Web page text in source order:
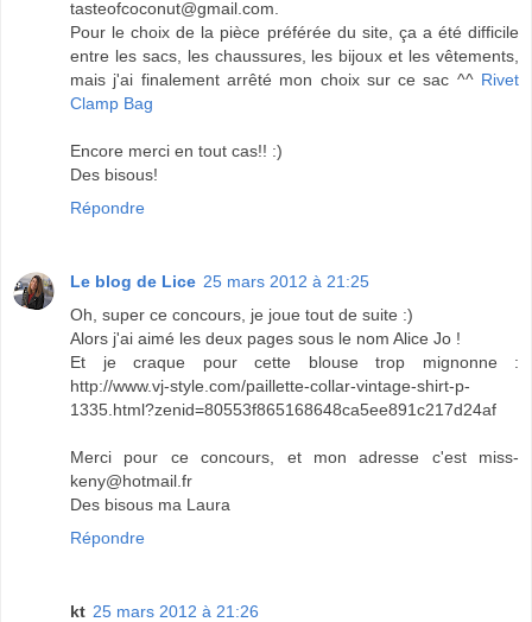
tasteofcoconut@gmail.com.
Pour le choix de la pièce préférée du site, ça a été difficile
entre les sacs, les chaussures, les bijoux et les vêtements,
mais j'ai finalement arrêté mon choix sur ce sac ^^ Rivet
Clamp Bag
Encore merci en tout cas!! :)
Des bisous!
Répondre
Le blog de Lice 25 mars 2012 à 21:25
Oh, super ce concours, je joue tout de suite :)
Alors j'ai aimé les deux pages sous le nom Alice Jo !
Et je craque pour cette blouse trop mignonne :
http://www.vj-style.com/paillette-collar-vintage-shirt-p-
1335.html?zenid=80553f865168648ca5ee891c217d24af
Merci pour ce concours, et mon adresse c'est miss-
keny@hotmail.fr
Des bisous ma Laura
Répondre
kt 25 mars 2012 à 21:26